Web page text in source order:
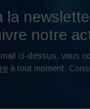
la
notre
ci-dessus, vous
à tout moment.